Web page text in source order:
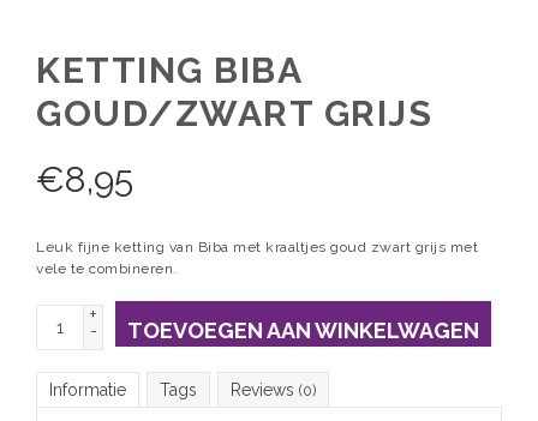
KETTING BIBA
GOUD/ZWART GRIJS
€8,95
Leuk fijne ketting van Biba met kraaltjes goud zwart grijs met
vele te combineren.
+
-
TOEVOEGEN AAN WINKELWAGEN
Informatie Tags Reviews (0)